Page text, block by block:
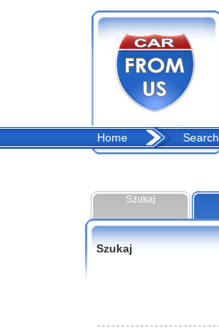
Home Search
Szukaj
Szukaj